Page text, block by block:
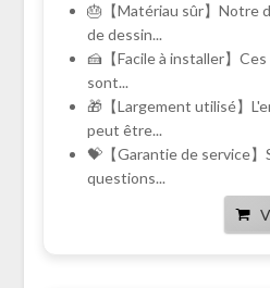
🎂【Matériau sûr】Notre
de dessin...
🍰【Facile à installer】
sont...
🎁【Largement utilisé】
peut être...
💝【Garantie de service】
questions...